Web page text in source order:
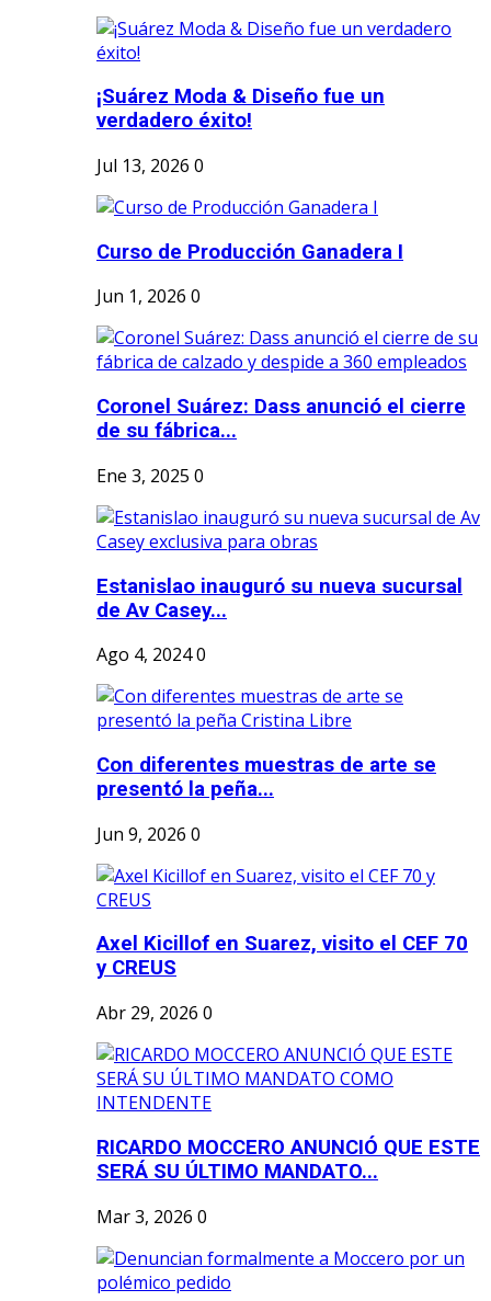
¡Suárez Moda & Diseño fue un
verdadero éxito!
Jul 13, 2026 0
Curso de Producción Ganadera I
Jun 1, 2026 0
Coronel Suárez: Dass anunció el cierre
de su fábrica...
Ene 3, 2025 0
Estanislao inauguró su nueva sucursal
de Av Casey...
Ago 4, 20240
Con diferentes muestras de arte se
presentó la peña...
Jun 9, 2026 0
Axel Kicillof en Suarez, visito el CEF 70
y CREUS
Abr 29, 2026 0
RICARDO MOCCERO ANUNCIÓ QUE ESTE
SERÁ SU ÚLTIMO MANDATO...
Mar 3, 2026 0